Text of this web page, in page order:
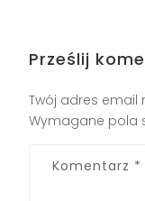
Prześlij
Twój adres email
Wymagane pola